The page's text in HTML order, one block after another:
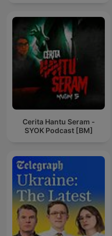
Cerita Hantu Seram -
SYOK Podcast [BM]